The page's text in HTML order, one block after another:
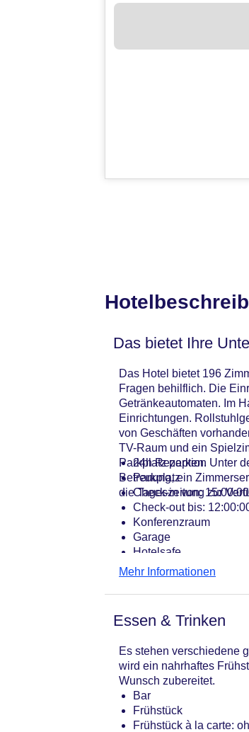
Das bietet Ihre
Das Hotel bietet 196
Fragen behilflich. Die
Getränkeautomaten. Im
Einrichtungen.
von Geschäften
TV-Raum und ein
Parkplatz parken. Unter
Betreuung, ein
die Tageszeitung zur
24h Rezeption
Parkplatz
Check-in von: 15:00:00
Check-out bis:
Konferenzraum
Garage
Hotelsafe
WLAN/WiFi im Hotel
Lift
Anzahl der Aufzüge: 1
Gesamtanzahl der
Gesamtanzahl der
Pools:Outdoor Pool
Zahlungsarten:
Landeskategorie: 3
Mehr Informationen
Essen & Trinken
Es stehen verschiedene
wird ein nahrhaftes
Wunsch zubereitet.
Bar
Frühstück
Frühstück à la carte: